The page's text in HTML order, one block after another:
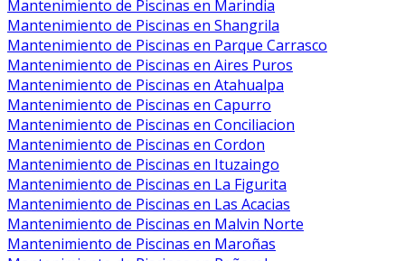
Mantenimiento de Piscinas en Marindia
Mantenimiento de Piscinas en Shangrila
Mantenimiento de Piscinas en Parque Carrasco
Mantenimiento de Piscinas en Aires Puros
Mantenimiento de Piscinas en Atahualpa
Mantenimiento de Piscinas en Capurro
Mantenimiento de Piscinas en Conciliacion
Mantenimiento de Piscinas en Cordon
Mantenimiento de Piscinas en Ituzaingo
Mantenimiento de Piscinas en La Figurita
Mantenimiento de Piscinas en Las Acacias
Mantenimiento de Piscinas en Malvin Norte
Mantenimiento de Piscinas en Maroñas